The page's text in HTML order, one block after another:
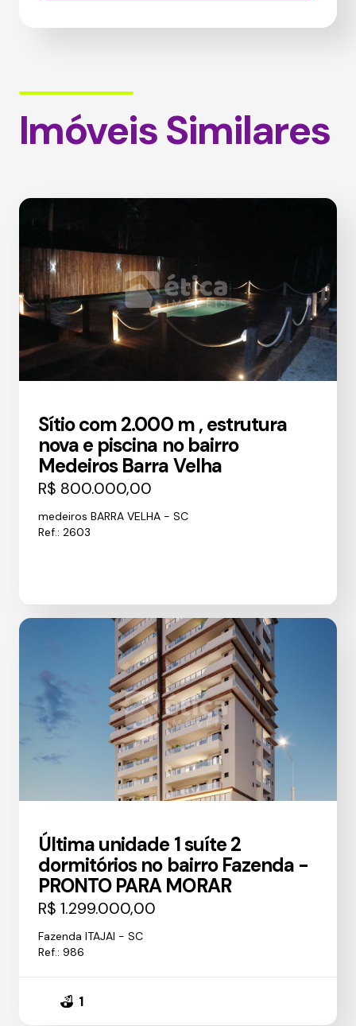
Imóveis Similares
Sítio com 2.000 m , estrutura
nova e piscina no bairro
Medeiros Barra Velha
R$ 800.000,00
medeiros BARRA VELHA - SC
Ref.: 2603
Última unidade 1 suíte 2
dormitórios no bairro Fazenda -
PRONTO PARA MORAR
R$ 1.299.000,00
Fazenda ITAJAI - SC
Ref.: 986
1